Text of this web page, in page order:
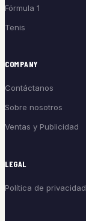
Fórmula 1
Tenis
COMPANY
Contáctanos
Sobre nosotros
Ventas y Publicidad
LEGAL
Política de privacidad